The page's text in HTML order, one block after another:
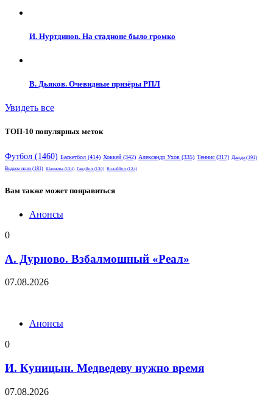
И. Нуртдинов. На стадионе было громко
В. Дьяков. Очевидные призёры РПЛ
Увидеть все
ТОП-10 популярных меток
Футбол (1460) Баскетбол (414) Хоккей (342) Александр Ухов (335) Теннис (317) Дзюдо (191)
Водное поло (181) Шахматы (134) Гандбол (130) Волейбол (124)
Вам также может понравиться
Анонсы
0
А. Дурново. Взбалмошный «Реал»
07.08.2026
Анонсы
0
И. Куницын. Медведеву нужно время
07.08.2026